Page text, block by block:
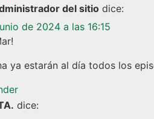
del sitio dice:
de 2024 a las 16:15
ya estarán al día todos los
dice: